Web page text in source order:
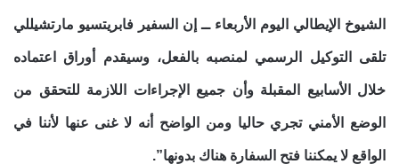
الشيوخ الإيطالي اليوم الأربعاء ــ إن السفير فابريتسيو مارتشيللي
تلقى التوكيل الرسمي لمنصبه بالفعل، وسيقدم أوراق اعتماده
خلال الأسابيع المقبلة وأن جميع الإجراءات اللازمة للتحقق من
الوضع الأمني تجري حاليا ومن الواضح أنه لا غنى عنها لأننا في
الواقع لا يمكننا فتح السفارة هناك بدونها”.